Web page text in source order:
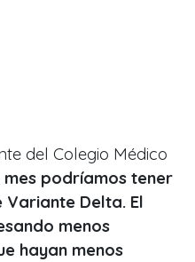
del Colegio Médico
mes podríamos tener
Delta. El
menos
hayan menos